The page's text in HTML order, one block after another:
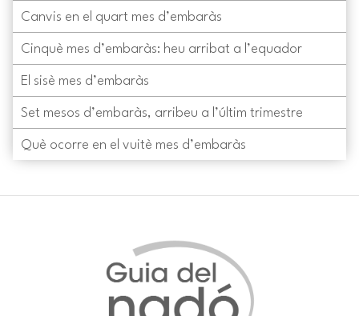
Canvis en el quart mes d’embaràs
Cinquè mes d’embaràs: heu arribat a l’equador
El sisè mes d’embaràs
Set mesos d’embaràs, arribeu a l’últim trimestre
Què ocorre en el vuitè mes d’embaràs